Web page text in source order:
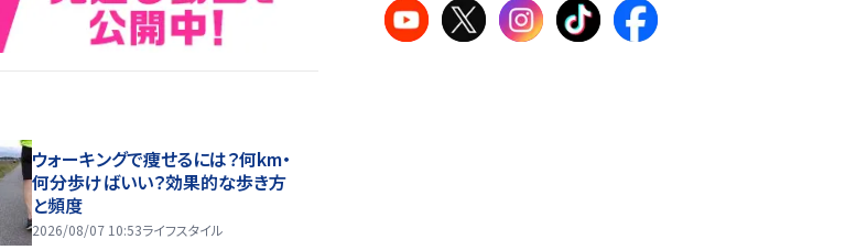
ウォーキングで痩せるには？何km・
何分歩けばいい？効果的な歩き方
と頻度
2026/08/07 10:53ライフスタイル